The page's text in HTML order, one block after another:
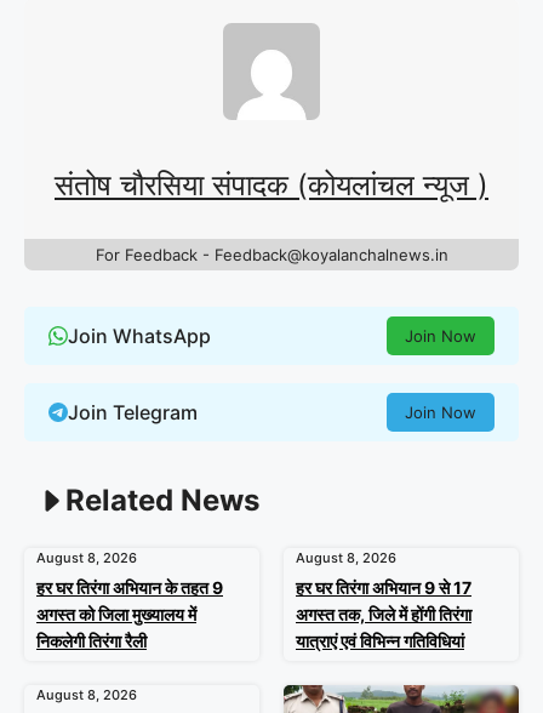
संतोष चौरसिया संपादक (कोयलांचल न्यूज )
For Feedback - Feedback@koyalanchalnews.in
Join WhatsApp Join Now
Join Telegram Join Now
Related News
August 8, 2026
हर घर तिरंगा अभियान के तहत 9
अगस्त को जिला मुख्यालय में
निकलेगी तिरंगा रैली
August 8, 2026
हर घर तिरंगा अभियान 9 से 17
अगस्त तक, जिले में होंगी तिरंगा
यात्राएं एवं विभिन्न गतिविधियां
August 8, 2026